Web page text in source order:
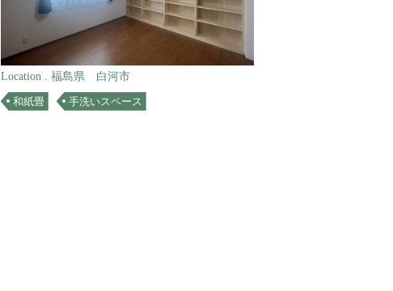
Location . 福島県 白河市
和紙畳 手洗いスペース